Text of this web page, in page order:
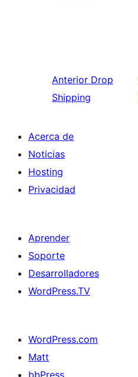
Anterior Drop
Shipping
Acerca de
Noticias
Hosting
Privacidad
Aprender
Soporte
Desarrolladores
WordPress.TV
WordPress.com
Matt
bbPress